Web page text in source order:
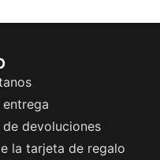
devoluciones
la tarjeta de regalo